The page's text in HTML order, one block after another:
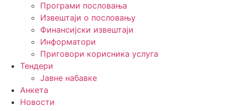
Програми пословања
Извештаји о пословању
Финансијски извештаји
Информатори
Приговори корисника услуга
Тендери
Јавне набавке
Анкета
Новости